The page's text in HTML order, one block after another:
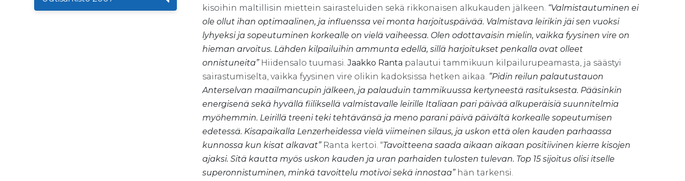
kisoihin maltillisin miettein sairasteluiden sekä rikkonaisen alkukauden jälkeen. “Valmistautuminen ei
ole ollut ihan optimaalinen, ja influenssa vei monta harjoituspäivää. Valmistava leirikin jäi sen vuoksi
lyhyeksi ja sopeutuminen korkealle on vielä vaiheessa. Olen odottavaisin mielin, vaikka fyysinen vire on
hieman arvoitus. Lähden kilpailuihin ammunta edellä, sillä harjoitukset penkalla ovat olleet
onnistuneita”Hiidensalo tuumasi.Jaakko Ranta palautui tammikuun kilpailurupeamasta, ja säästyi
sairastumiselta, vaikka fyysinen vire olikin kadoksissa hetken aikaa. ”Pidin reilun palautustauon
Anterselvan maailmancupin jälkeen, ja palauduin tammikuussa kertyneestä rasituksesta. Pääsinkin
energisenä sekä hyvällä fiiliksellä valmistavalle leirille Italiaan pari päivää alkuperäisiä suunnitelmia
myöhemmin. Leirillä treeni teki tehtävänsä ja meno parani päivä päivältä korkealle sopeutumisen
edetessä. Kisapaikalla Lenzerheidessa vielä viimeinen silaus, ja uskon että olen kauden parhaassa
kunnossa kun kisat alkavat” Ranta kertoi. “Tavoitteena saada aikaan aikaan positiivinen kierre kisojen
ajaksi. Sitä kautta myös uskon kauden ja uran parhaiden tulosten tulevan. Top 15 sijoitus olisi itselle
superonnistuminen, minkä tavoittelu motivoi sekä innostaa” hän tarkensi.